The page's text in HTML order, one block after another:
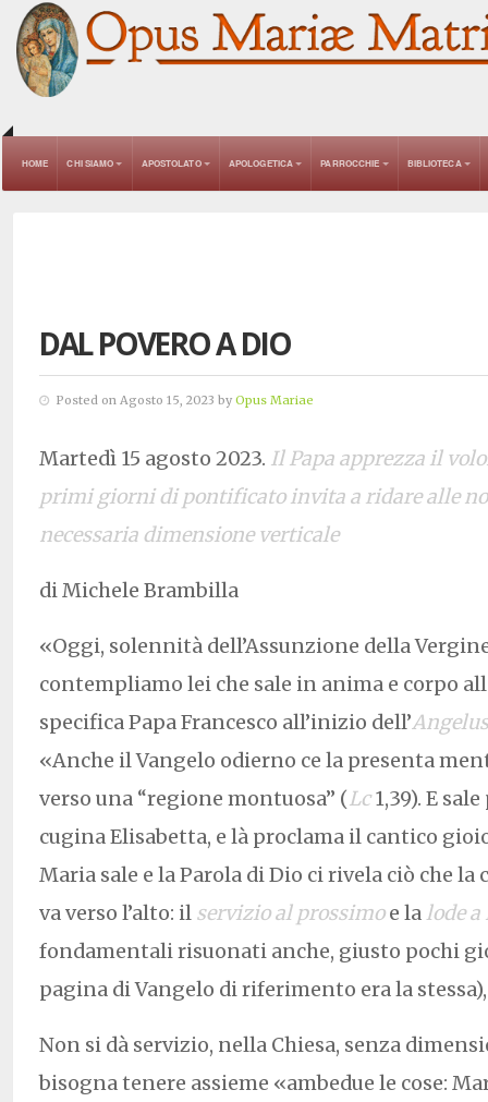
HOME CHI SIAMO APOSTOLATO APOLOGETICA PARROCCHIE BIBLIOTECA
DAL POVERO A DIO
Posted on Agosto 15, 2023 by Opus Mariae
Martedì 15 agosto 2023. Il Papa apprezza il
primi giorni di pontificato invita a ridare alle
necessaria dimensione verticale
di Michele Brambilla
«Oggi, solennità dell’Assunzione della
contempliamo lei che sale in anima e corpo
specifica Papa Francesco all’inizio dell’Angelus
«Anche il Vangelo odierno ce la presenta
verso una “regione montuosa” (Lc1,39). E
cugina Elisabetta, e là proclama il cantico
Maria sale e la Parola di Dio ci rivela ciò che
va verso l’alto: il servizio al prossimoe lalode a
fondamentali risuonati anche, giusto pochi
pagina di Vangelo di riferimento era la
Non si dà servizio, nella Chiesa, senza
bisogna tenere assieme «ambedue le cose: